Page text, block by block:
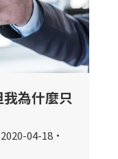
為什麼只
2020-04-18